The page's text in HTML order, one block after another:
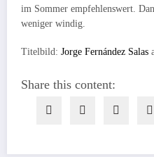
im Sommer empfehlenswert.
weniger windig.
Titelbild: Jorge Fernández Salas
Share this content: